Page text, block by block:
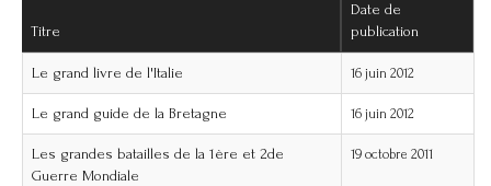
Titre
Date de
publication
Le grand livre de l'Italie 16 juin 2012
Le grand guide de la Bretagne 16 juin 2012
Les grandes batailles de la 1ère et 2de
Guerre Mondiale
19 octobre 2011